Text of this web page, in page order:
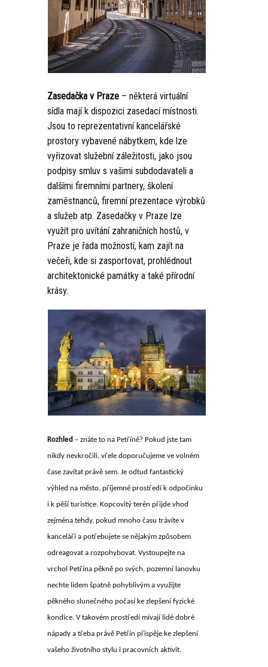
Zasedačka v Praze – některá virtuální
sídla mají k dispozici zasedací místnosti.
Jsou to reprezentativní kancelářské
prostory vybavené nábytkem, kde lze
vyřizovat služební záležitosti, jako jsou
podpisy smluv s vašimi subdodavateli a
dalšími firemními partnery, školení
zaměstnanců, firemní prezentace výrobků
a služeb atp. Zasedačky v Praze lze
využít pro uvítání zahraničních hostů, v
Praze je řada možností, kam zajít na
večeři, kde si zasportovat, prohlédnout
architektonické památky a také přírodní
krásy.
Rozhled – znáte to na Petříně? Pokud jste tam
nikdy nevkročili, vřele doporučujeme ve volném
čase zavítat právě sem. Je odtud fantastický
výhled na město, příjemné prostředí k odpočinku
i k pěší turistice. Kopcovitý terén přijde vhod
zejména tehdy, pokud mnoho času trávíte v
kanceláři a potřebujete se nějakým způsobem
odreagovat a rozpohybovat. Vystoupejte na
vrchol Petřína pěkně po svých, pozemní lanovku
nechte lidem špatně pohyblivým a využijte
pěkného slunečného počasí ke zlepšení fyzické
kondice. V takovém prostředí mívají lidé dobré
nápady a třeba právě Petřín přispěje ke zlepšení
vašeho životního stylu i pracovních aktivit.